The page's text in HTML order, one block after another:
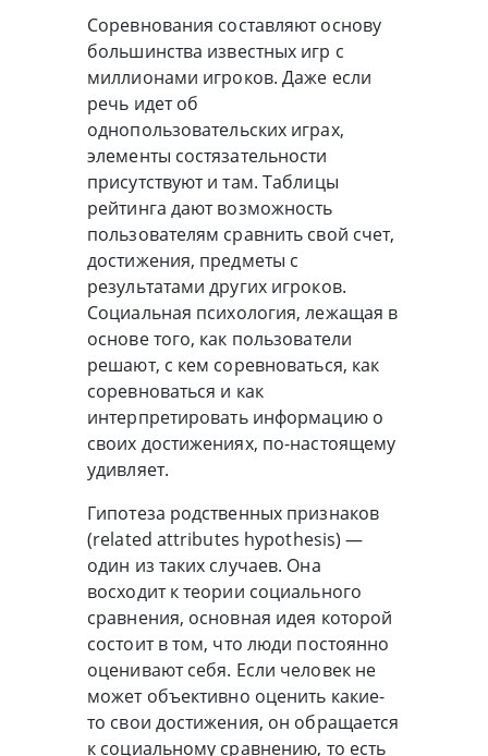
Соревнования составляют основу
большинства известных игр с
миллионами игроков. Даже если
речь идет об
однопользовательских играх,
элементы состязательности
присутствуют и там. Таблицы
рейтинга дают возможность
пользователям сравнить свой счет,
достижения, предметы с
результатами других игроков.
Социальная психология, лежащая в
основе того, как пользователи
решают, с кем соревноваться, как
соревноваться и как
интерпретировать информацию о
своих достижениях, по-настоящему
удивляет.
Гипотеза родственных признаков
(related attributes hypothesis) —
один из таких случаев. Она
восходит к теории социального
сравнения, основная идея которой
состоит в том, что люди постоянно
оценивают себя. Если человек не
может объективно оценить какие-
то свои достижения, он обращается
к социальному сравнению, то есть